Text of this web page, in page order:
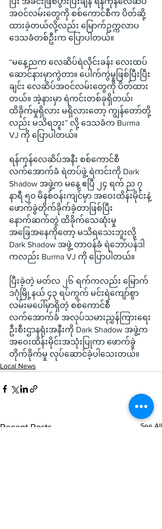
အဝင်လမ်းတွေကို စစ်ကောင်စီက ပိတ်ဆို့
ထားခဲ့တယ်လို့လည်း မြောက်ဥက္ကလာပ
ဒေသခံတစ်ဦးက ပြောပါတယ်။
“မနေ့ညက လေဆိပ်ရဲလိုင်းခန်း လေးထပ်
ဆောင်နားမှာကွဲတာ။ ပေါက်ကွဲမှုဖြစ်ပြီးပြီး
ချင်း လေဆိပ်အဝင်လမ်းတွေကို ပိတ်ထား
တယ်။ အဲ့နားမှာ ရဲကင်းတစ်ခုရှိတယ်၊
ထိခိုက်မှုရှိလား မရှိလားတော့ ကျွန်တော်တို့
လည်း မသိရဘူး” လို့ ဒေသခံက Burma
VJ ကို ပြောပါတယ်။
ရန်ကုန်လေဆိပ်အနီး စစ်ကောင်စီ
လက်အောက်ခံ ရဲတပ်ဖွဲ့ ရဲကင်းကို Dark
Shadow အဖွဲ့က မနေ့ ဧပြီ ၂၄ ရက် ည ၇
နာရီ ၅၀ မိနစ်ဝန်းကျင်မှာ အဝေးထိန်းမိုင်းနဲ့
ဖောက်ခွဲတိုက်ခိုက်ခဲ့တာဖြစ်ပြီး
နောက်ဆက်တွဲ ထိခိုက်သေဆုံးမှု
အခြေအနေကိုတော့ မသိရသေးဘူးလို့
Dark Shadow အဖွဲ့ တာဝန်ခံ ရဲဘော်ပန်ဒါ
ကလည်း Burma VJ ကို ပြောပါတယ်။
ပြီးခဲ့တဲ့ မတ်လ ၂၆ ရက်ကလည်း မြောက်
ဒဂုံမြို့နယ် ၄၃ ရပ်ကွက် မင်းရဲကျော်စွာ
လမ်းမပေါ်မှာရှိတဲ့ စစ်ကောင်စီ
လက်အောက်ခံ အလုပ်သမားညွှန်ကြားရေး
ဦးစီးဌာနရုံးအနီးကို Dark Shadow အဖွဲ့က
အဝေးထိန်းမိုင်းအသုံးပြုကာ ဖောက်ခွဲ
တိုက်ခိုက်မှု လုပ်ဆောင်ခဲ့ပါသေးတယ်။
Local News
Recent Posts See All